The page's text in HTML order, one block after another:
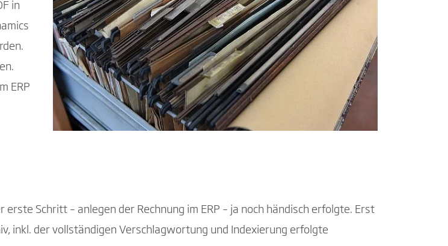
in
ERP
Schritt – anlegen der Rechnung im ERP – ja noch händisch erfolgte. Erst
inkl. der vollständigen Verschlagwortung und Indexierung erfolgte